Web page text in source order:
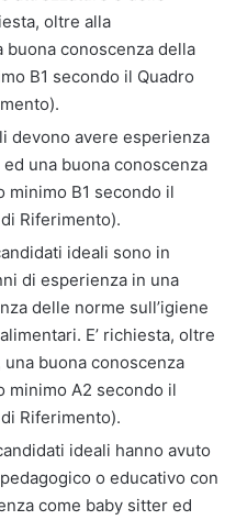
oltre alla
buona conoscenza della
B1 secondo il Quadro
devono avere esperienza
una buona conoscenza
B1 secondo il
Riferimento).
ideali sono in
di esperienza in una
delle norme sull’igiene
E’ richiesta, oltre
buona conoscenza
minimo A2 secondo il
Riferimento).
ideali hanno avuto
o educativo con
come baby sitter ed